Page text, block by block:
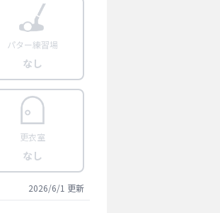
パター練習場
なし
更衣室
なし
2026/6/1 更新